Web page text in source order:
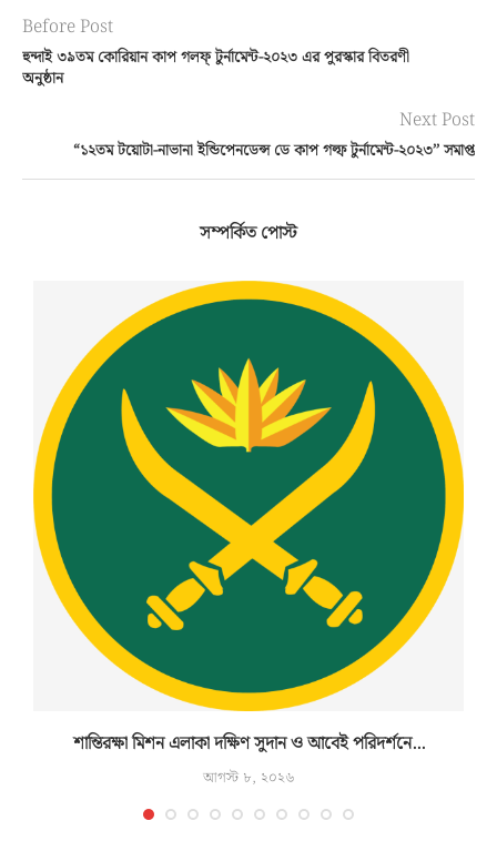
Before Post
হুন্দাই ৩৯তম কোরিয়ান কাপ গলফ্ টুর্নামেন্ট-২০২৩ এর পুরস্কার বিতরণী
অনুষ্ঠান
Next Post
“১২তম টয়োটা-নাভানা ইন্ডিপেনডেন্স ডে কাপ গল্ফ টুর্নামেন্ট-২০২৩’’ সমাপ্ত
সম্পর্কিত পোস্ট
শান্তিরক্ষা মিশন এলাকা দক্ষিণ সুদান ও আবেই পরিদর্শনে...
আগস্ট ৮, ২০২৬